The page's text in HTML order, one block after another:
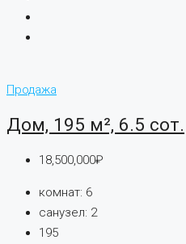
Продажа
Дом, 195 м², 6.5 сот.
18,500,000₽
комнат: 6
санузел: 2
195